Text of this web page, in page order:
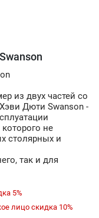
из двух частей со
Дюти Swanson -
не
столярных и
так и для
для маркировки,
как
и
5%
лицо скидка 10%